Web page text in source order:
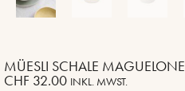
MÜESLI SCHALE MAGUELONE
CHF 32.00 INKL. MWST.